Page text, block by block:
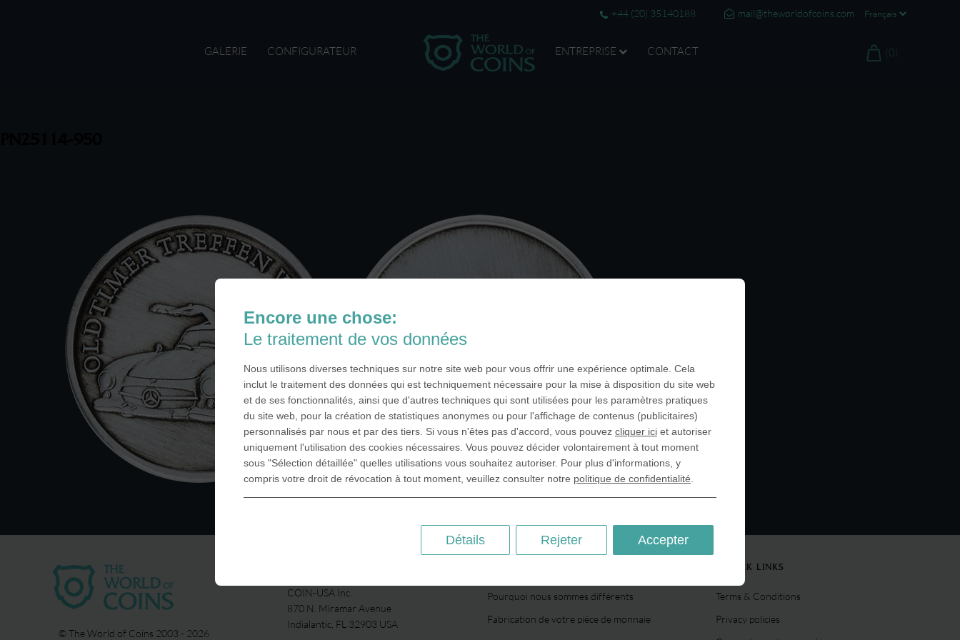
mail@theworldofcoins.com
+44 (20) 35140188
GALERIE CONFIGURATEUR ENTREPRISE CONTACT (0)
© The World of Coins 2003 - 2026
COIN-USA Inc.
870 N. Miramar Avenue
Indialantic, FL 32903 USA
Pourquoi nous sommes différents
Fabrication de votre pièce de monnaie
QUICK LINKS
Terms & Conditions
Privacy policies
Encore une chose:
Le traitement de vos données
Nous utilisons diverses techniques sur notre site web pour vous offrir une expérience optimale. Cela
inclut le traitement des données qui est techniquement nécessaire pour la mise à disposition du site web
et de ses fonctionnalités, ainsi que d'autres techniques qui sont utilisées pour les paramètres pratiques
du site web, pour la création de statistiques anonymes ou pour l'affichage de contenus (publicitaires)
personnalisés par nous et par des tiers. Si vous n'êtes pas d'accord, vous pouvez cliquer ici et autoriser
uniquement l'utilisation des cookies nécessaires. Vous pouvez décider volontairement à tout moment
sous "Sélection détaillée" quelles utilisations vous souhaitez autoriser. Pour plus d'informations, y
compris votre droit de révocation à tout moment, veuillez consulter notre politique de confidentialité
Accepter
Rejeter
Détails